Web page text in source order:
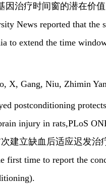
因治疗时间窗的潜在价值
News reported that the
to extend the time
X, Gang, Niu, Zhimin
postconditioning
injury in rats,PLoS
次建立缺血后适应迟发治
first time to report the